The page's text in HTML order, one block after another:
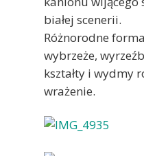
białej scenerii.
Różnorodne
wybrzeże,
kształty i wydmy
wrażenie.